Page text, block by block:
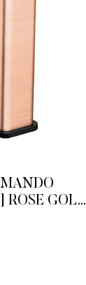
ROSE GOLD